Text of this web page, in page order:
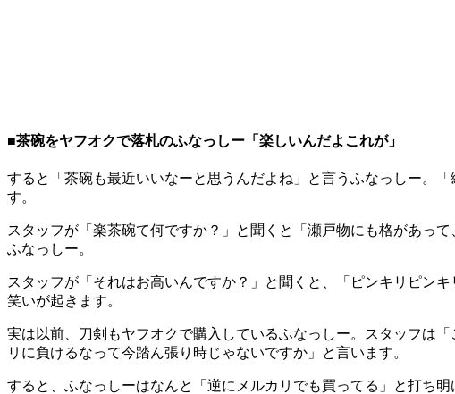
■茶碗をヤフオクで落札のふなっしー「楽しいんだよこれが」
すると「茶碗も最近いいなーと思うんだよね」と言うふなっしー。
す。
スタッフが「楽茶碗て何ですか？」と聞くと「瀬戸物にも格があっ
ふなっしー。
スタッフが「それはお高いんですか？」と聞くと、「ピンキリピン
笑いが起きます。
実は以前、刀剣もヤフオクで購入しているふなっしー。スタッフは
リに負けるなって今踏ん張り時じゃないですか」と言います。
すると、ふなっしーはなんと「逆にメルカリでも買ってる」と打ち